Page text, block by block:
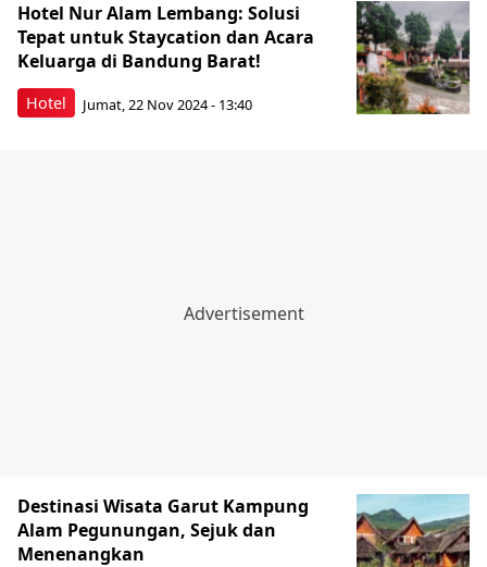
Hotel
Hotel Nur Alam Lembang: Solusi
Tepat untuk Staycation dan Acara
Keluarga di Bandung Barat!
Jumat, 22 Nov 2024 - 13:40
Destinasi Wisata Garut Kampung
Alam Pegunungan, Sejuk dan
Menenangkan